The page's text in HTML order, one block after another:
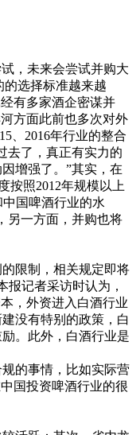
，未来会尝试并购大
的选择标准越来越
有多家酒企密谋并
方面此前也多次对外
、2016年行业的整合
去了，真正有实力的
增强了。”其实，在
按照2012年规模以上
中国啤酒行业的水
另一方面，并购也将
限制，相关规定即将
记者采访时认为，
，外资进入白酒行业
没有特别的政策，白
。此外，白酒行业是
的事情，比如实际营
国投资啤酒行业的很